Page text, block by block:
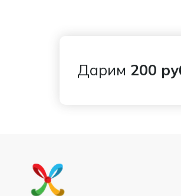
Дарим 200